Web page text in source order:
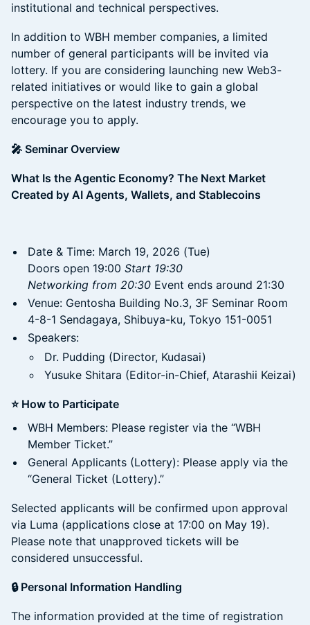
institutional and technical perspectives.
In addition to WBH member companies, a limited
number of general participants will be invited via
lottery. If you are considering launching new Web3-
related initiatives or would like to gain a global
perspective on the latest industry trends, we
encourage you to apply.
🎤 Seminar Overview
What Is the Agentic Economy? The Next Market
Created by AI Agents, Wallets, and Stablecoins
Date & Time: March 19, 2026 (Tue)
Doors open 19:00 Start 19:30
Networking from 20:30 Event ends around 21:30
Venue: Gentosha Building No.3, 3F Seminar Room
4-8-1 Sendagaya, Shibuya-ku, Tokyo 151-0051
Speakers:
Dr. Pudding (Director, Kudasai)
Yusuke Shitara (Editor-in-Chief, Atarashii Keizai)
⭐️ How to Participate
WBH Members: Please register via the “WBH
Member Ticket.”
General Applicants (Lottery): Please apply via the
“General Ticket (Lottery).”
Selected applicants will be confirmed upon approval
via Luma (applications close at 17:00 on May 19).
Please note that unapproved tickets will be
considered unsuccessful.
🔒 Personal Information Handling
The information provided at the time of registration